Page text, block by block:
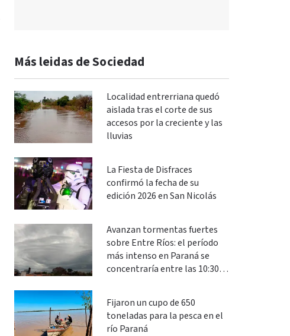
Más leidas de Sociedad
Localidad entrerriana quedó
aislada tras el corte de sus
accesos por la creciente y las
lluvias
La Fiesta de Disfraces
confirmó la fecha de su
edición 2026 en San Nicolás
Avanzan tormentas fuertes
sobre Entre Ríos: el período
más intenso en Paraná se
concentraría entre las 10:30 y
Fijaron un cupo de 650
toneladas para la pesca en el
río Paraná